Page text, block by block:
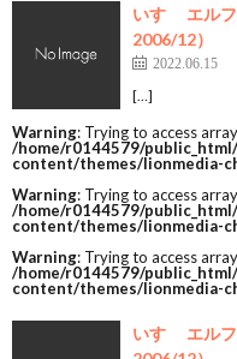
いすゞ エル
2006/12）
2022.06.15
[…]
Warning: Trying to access
/home/r0144579/
content/themes/lionmedia-
Warning: Trying to access
/home/r0144579/
content/themes/lionmedia-
Warning: Trying to access
/home/r0144579/
content/themes/lionmedia-
いすゞ エル